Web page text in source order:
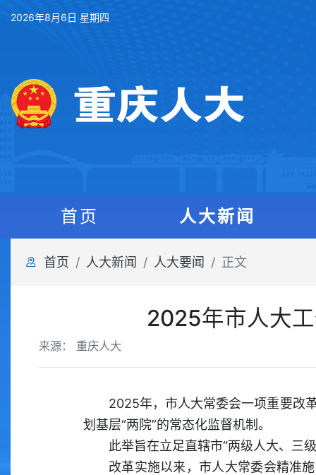
2026年8月6日 星期四
首页 人大新闻
首页 人大新闻 人大要闻 正文
2025年市人大
来源： 重庆人大
2025年，市人大常委会一项重要改
划基层“两院”的常态化监督机制。
此举旨在立足直辖市“两级人大、三
改革实施以来，市人大常委会精准